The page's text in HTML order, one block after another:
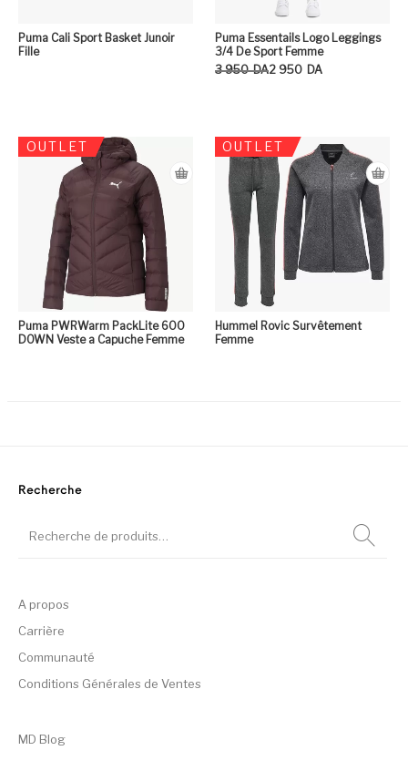
Puma Cali Sport Basket Junoir
Fille
Puma Essentails Logo Leggings
3/4 De Sport Femme
3 950 DA
Le prix initial était : 3 950DA.
2 950 DA
Le prix actuel est : 2 950DA.
OUTLET
Puma PWRWarm PackLite 600
DOWN Veste a Capuche Femme
OUTLET
Hummel Rovic Survêtement
Femme
Recherche
A propos
Carrière
Communauté
Conditions Générales de Ventes
MD Blog